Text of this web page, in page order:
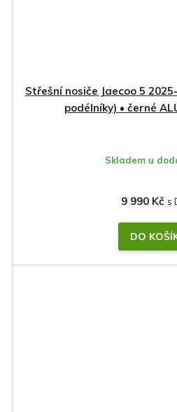
Střešní nosiče Jaecoo 5
podélníky) • černé
Skladem u
9 990 Kč
DO